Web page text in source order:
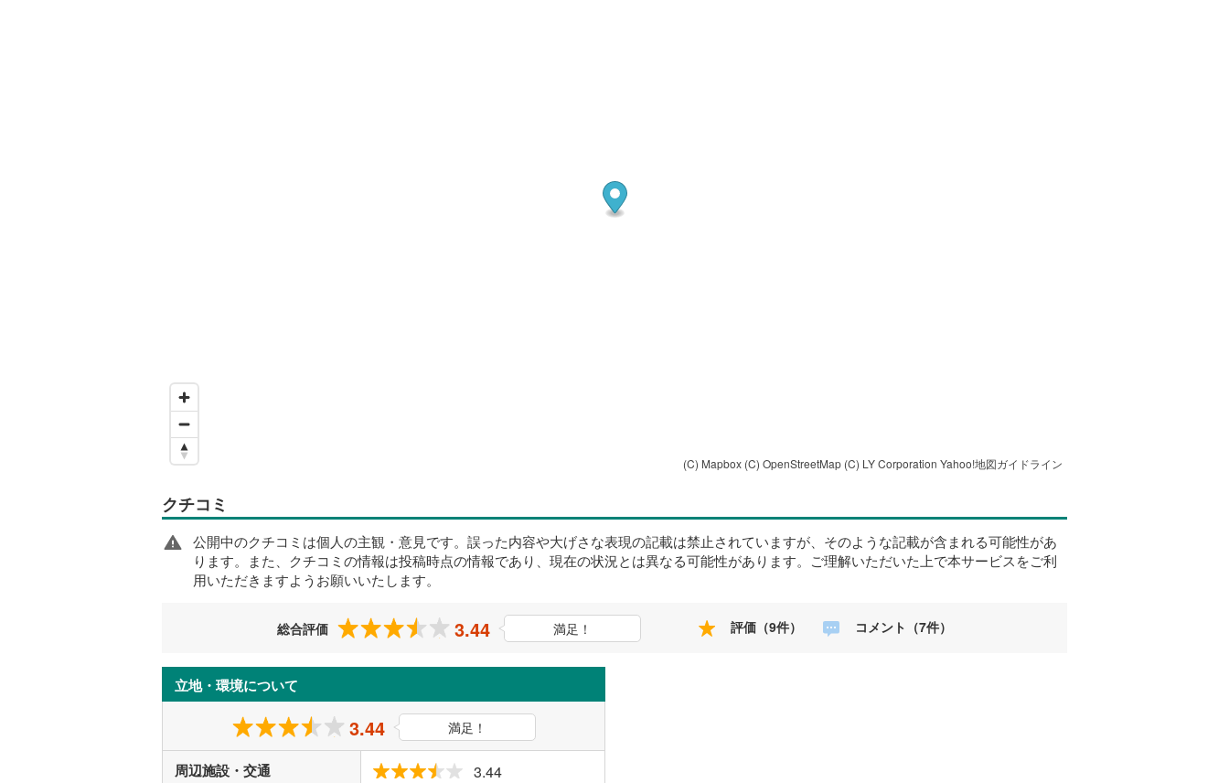
(C) Mapbox (C) OpenStreetMap (C) LY Corporation Yahoo!地図ガイドライン
クチコミ
公開中のクチコミは個人の主観・意見です。誤った内容や大げさな表現の記載は禁止されていますが、そのような記載が含まれる可能性があ
ります。また、クチコミの情報は投稿時点の情報であり、現在の状況とは異なる可能性があります。ご理解いただいた上で本サービスをご利
用いただきますようお願いいたします。
総合評価 3.44 満足！ 評価（9件） コメント（7件）
立地・環境について
3.44 満足！
周辺施設・交通 3.44